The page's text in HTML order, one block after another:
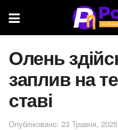
Олень
заплив на
ставі
Опубліковано: 23 Травня, 2025